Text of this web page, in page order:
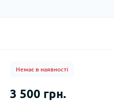
Немає в наявності
3 500 грн.